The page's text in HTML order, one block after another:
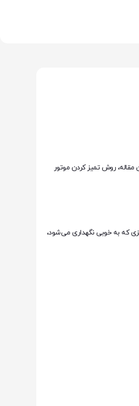
مقاله، روش تمیز کردن موتور
که به خوبی نگهداری می‌شود،